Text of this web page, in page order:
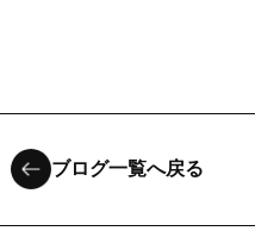
ブログ一覧へ戻る